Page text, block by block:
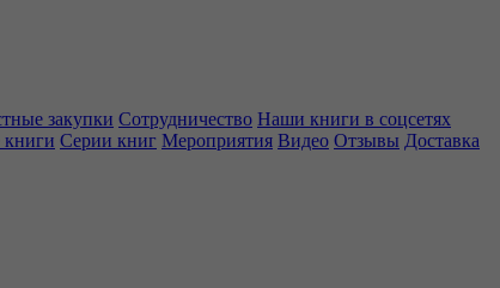
закупки Сотрудничество Наши книги в соцсетях
Серии книг Мероприятия Видео Отзывы Доставка